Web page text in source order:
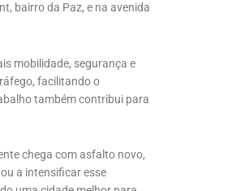
bairro da Paz, e na avenida
mobilidade, segurança e
facilitando o
também contribui para
chega com asfalto novo,
a intensificar esse